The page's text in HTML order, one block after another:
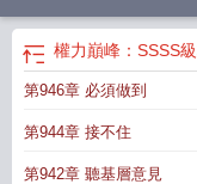
權力巔峰：SSSS級
第946章 必須做到
第944章 接不住
第942章 聽基層意見